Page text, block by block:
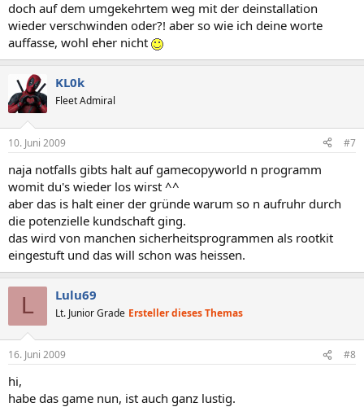
doch auf dem umgekehrtem weg mit der deinstallation
wieder verschwinden oder?! aber so wie ich deine worte
auffasse, wohl eher nicht
KL0k
Fleet Admiral
10. Juni 2009 #7
naja notfalls gibts halt auf gamecopyworld n programm
womit du's wieder los wirst ^^
aber das is halt einer der gründe warum so n aufruhr durch
die potenzielle kundschaft ging.
das wird von manchen sicherheitsprogrammen als rootkit
eingestuft und das will schon was heissen.
L Lulu69
Lt. Junior Grade Ersteller dieses Themas
16. Juni 2009 #8
hi,
habe das game nun, ist auch ganz lustig.